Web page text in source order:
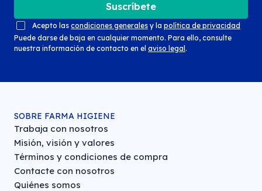
Suscríbete
Acepto las condiciones generales y la política de privacidad
Puede darse de baja en cualquier momento. Para ello, consulte
nuestra información de contacto en el aviso legal .
SOBRE FARMA HIGIENE
Trabaja con nosotros
Misión, visión y valores
Términos y condiciones de compra
Contacte con nosotros
Quiénes somos